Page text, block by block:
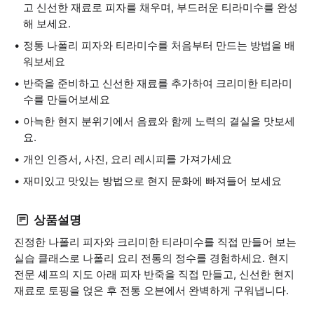
고 신선한 재료로 피자를 채우며, 부드러운 티라미수를 완성
해 보세요.
정통 나폴리 피자와 티라미수를 처음부터 만드는 방법을 배
워보세요
반죽을 준비하고 신선한 재료를 추가하여 크리미한 티라미
수를 만들어보세요
아늑한 현지 분위기에서 음료와 함께 노력의 결실을 맛보세
요.
개인 인증서, 사진, 요리 레시피를 가져가세요
재미있고 맛있는 방법으로 현지 문화에 빠져들어 보세요
상품설명
진정한 나폴리 피자와 크리미한 티라미수를 직접 만들어 보는
실습 클래스로 나폴리 요리 전통의 정수를 경험하세요. 현지
전문 셰프의 지도 아래 피자 반죽을 직접 만들고, 신선한 현지
재료로 토핑을 얹은 후 전통 오븐에서 완벽하게 구워냅니다.